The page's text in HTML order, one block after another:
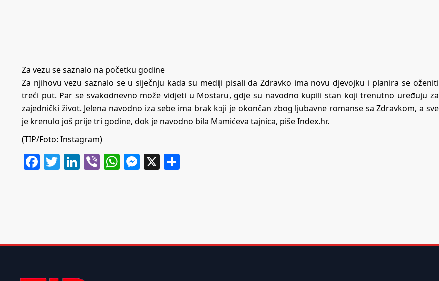
Za vezu se saznalo na početku godine
Za njihovu vezu saznalo se u siječnju kada su mediji pisali da Zdravko ima novu djevojku i planira se oženiti
treći put. Par se svakodnevno može vidjeti u Mostaru, gdje su navodno kupili stan koji trenutno uređuju za
zajednički život. Jelena navodno iza sebe ima brak koji je okončan zbog ljubavne romanse sa Zdravkom, a sve
je krenulo još prije tri godine, dok je navodno bila Mamićeva tajnica, piše Index.hr.
(TIP/Foto: Instagram)
Facebook
Twitter
LinkedIn
ViberWhatsApp
Messenger
X